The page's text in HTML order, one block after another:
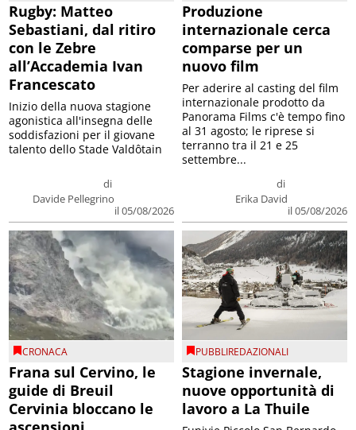
Rugby: Matteo
Sebastiani, dal ritiro
con le Zebre
all’Accademia Ivan
Francescato
di
Davide Pellegrino
il 05/08/2026
Inizio della nuova stagione
agonistica all'insegna delle
soddisfazioni per il giovane
talento dello Stade Valdôtain
Produzione
internazionale cerca
comparse per un
nuovo film
di
Erika David
il 05/08/2026
Per aderire al casting del film
internazionale prodotto da
Panorama Films c'è tempo fino
al 31 agosto; le riprese si
terranno tra il 21 e 25
settembre...
CRONACA
Frana sul Cervino, le
guide di Breuil
Cervinia bloccano le
PUBBLIREDAZIONALI
Stagione invernale,
nuove opportunità di
lavoro a La Thuile